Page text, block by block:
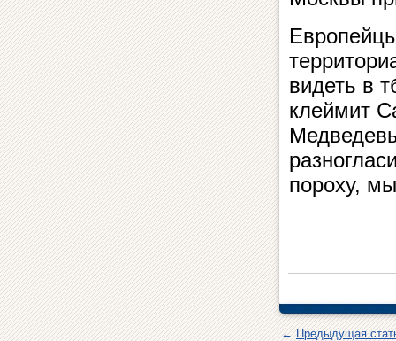
видеть в
клеймит
пороху,
←Предыдущая